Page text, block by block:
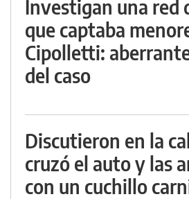
Investigan una red
que captaba
Cipolletti:
del caso
Discutieron en la
cruzó el auto y las
con un cuchillo